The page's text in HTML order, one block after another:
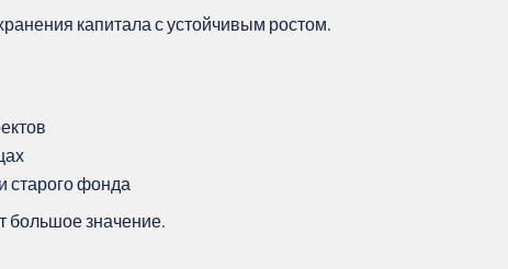
капитала с устойчивым ростом.
старого фонда
большое значение.